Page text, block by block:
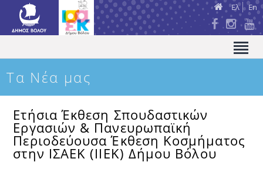
Ελ En
Τα Νέα μας
Ετήσια Έκθεση Σπουδαστικών
Εργασιών & Πανευρωπαϊκή
Περιοδεύουσα Έκθεση Κοσμήματος
στην ΙΣΑΕΚ (ΙΙΕΚ) Δήμου Βόλου